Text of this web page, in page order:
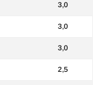
3,0
3,0
3,0
2,5